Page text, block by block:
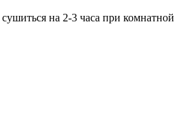
на 2-3 часа при комнатной